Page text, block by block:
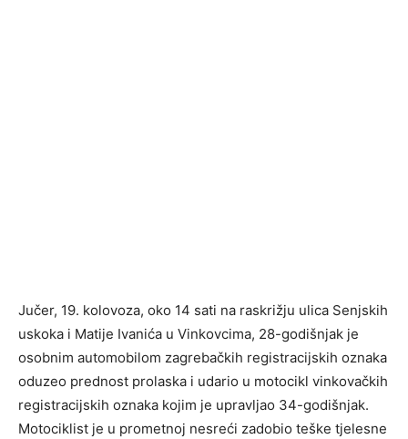
Jučer, 19. kolovoza, oko 14 sati na raskrižju ulica Senjskih
uskoka i Matije Ivanića u Vinkovcima, 28-godišnjak je
osobnim automobilom zagrebačkih registracijskih oznaka
oduzeo prednost prolaska i udario u motocikl vinkovačkih
registracijskih oznaka kojim je upravljao 34-godišnjak.
Motociklist je u prometnoj nesreći zadobio teške tjelesne